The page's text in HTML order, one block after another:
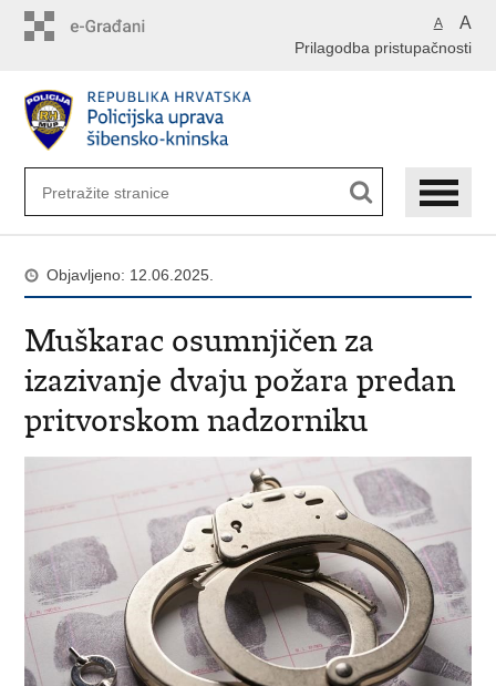
A A
Prilagodba pristupačnosti
Objavljeno: 12.06.2025.
Muškarac osumnjičen za
izazivanje dvaju požara predan
pritvorskom nadzorniku